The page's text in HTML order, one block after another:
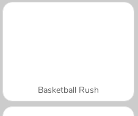
Basketball Rush